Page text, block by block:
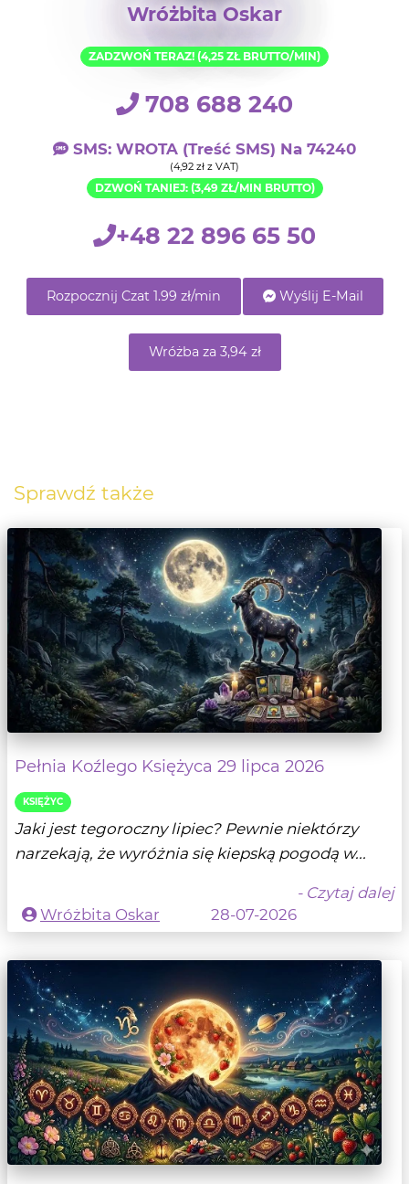
Wróżbita Oskar
ZADZWOŃ TERAZ! (4,25 ZŁ BRUTTO/MIN)
708 688 240
SMS: WROTA (treść SMS) Na 74240
(4,92 zł z VAT)
DZWOŃ TANIEJ: (3,49 ZŁ/MIN BRUTTO)
+48 22 896 65 50
Rozpocznij Czat 1.99 zł/min Wyślij E-Mail
Wróżba za 3,94 zł
Sprawdź także
Pełnia Koźlego Księżyca 29 lipca 2026
KSIĘŻYC
Jaki jest tegoroczny lipiec? Pewnie niektórzy
narzekają, że wyróżnia się kiepską pogodą w...
- Czytaj dalej
Wróżbita Oskar
28-07-2026